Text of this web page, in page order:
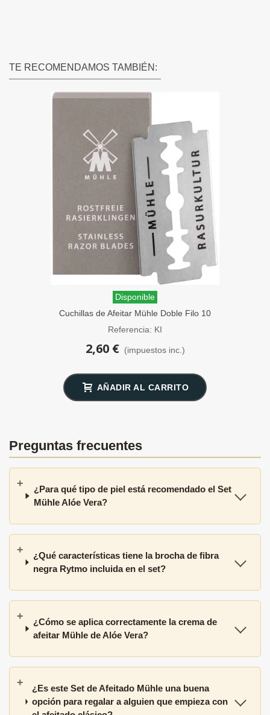
TE RECOMENDAMOS TAMBIÉN:
Disponible
Cuchillas de Afeitar Mühle Doble Filo 10
unidades
Referencia: KI
2,60 € (impuestos inc.)
AÑADIR AL CARRITO
Preguntas frecuentes
¿Para qué tipo de piel está recomendado el Set
Mühle Alóe Vera?
¿Qué características tiene la brocha de fibra
negra Rytmo incluida en el set?
¿Cómo se aplica correctamente la crema de
afeitar Mühle de Alóe Vera?
¿Es este Set de Afeitado Mühle una buena
opción para regalar a alguien que empieza con